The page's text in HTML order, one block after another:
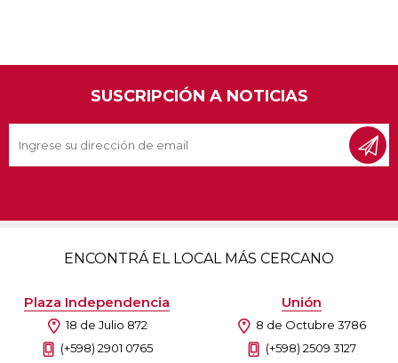
SUSCRIPCIÓN A NOTICIAS
ENCONTRÁ EL LOCAL MÁS CERCANO
Plaza Independencia
18 de Julio 872
(+598) 2901 0765
Unión
8 de Octubre 3786
(+598) 2509 3127